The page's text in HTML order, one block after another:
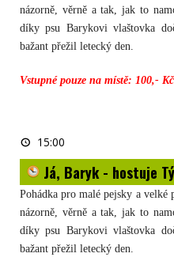
názorně, věrně a tak, jak to
díky psu Barykovi vlaštovka
bažant přežil letecký den.
Vstupné pouze na místě: 100,-
Já,
Baryk
-
hostuje
Týbrďo
divadlo
15:00
Já, Baryk - hostuje
Pohádka pro malé pejsky a velké
názorně, věrně a tak, jak to
díky psu Barykovi vlaštovka
bažant přežil letecký den.